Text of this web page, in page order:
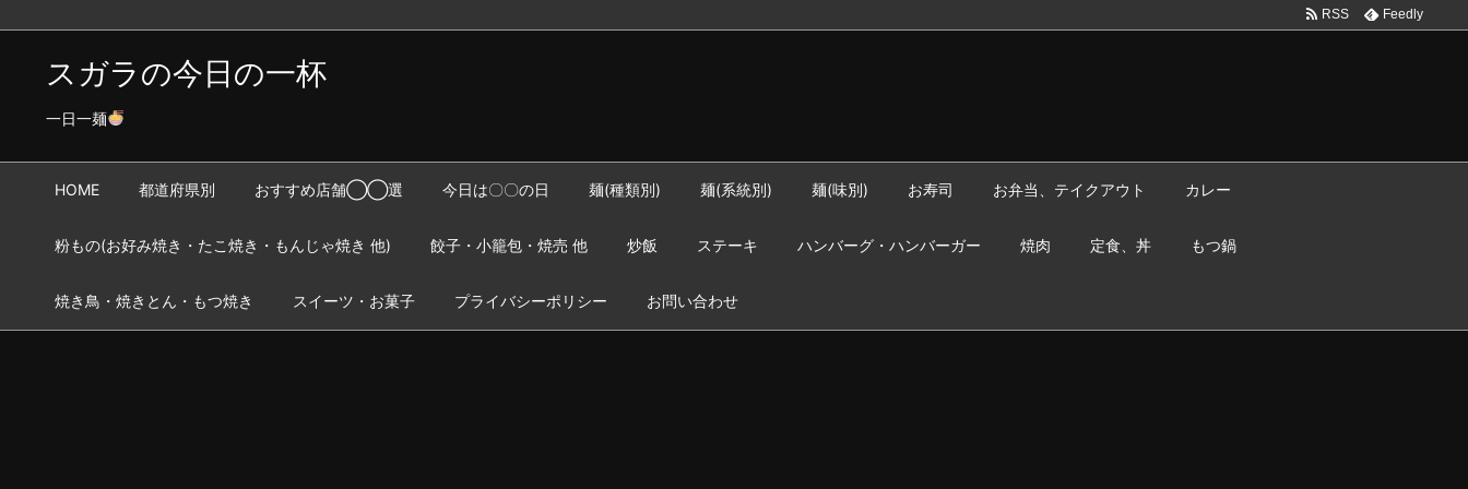
スガラの今日の一杯
一日一麺
HOME 都道府県別 おすすめ店舗◯◯選 今日は〇〇の日 麺(種類別) 麺(系統別) 麺(味別) お寿司 お弁当、テイクアウト カレー
粉もの(お好み焼き・たこ焼き・もんじゃ焼き 他) 餃子・小籠包・焼売 他 炒飯 ステーキ ハンバーグ・ハンバーガー 焼肉 定食、丼 もつ鍋
焼き鳥・焼きとん・もつ焼き スイーツ・お菓子 プライバシーポリシー お問い合わせ
RSS Feedly